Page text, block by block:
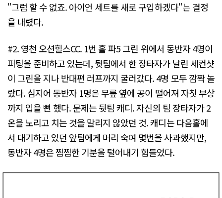
"그럼 할 수 없죠. 아이언 세트를 새로 구입하겠다"는 결정
을 내렸다.
#2. 영천 오션힐스CC. 1번 홀 파5 그린 위에서 동반자 4명이
퍼팅을 준비하고 있는데, 뒷팀에서 한 장타자가 날린 세컨샷
이 그린을 지나 반대편 러프까지 굴러갔다. 4명 모두 깜짝 놀
랐다. 심지어 동반자 1명은 무릎 옆에 공이 떨어져 자칫 부상
까지 입을 뻔 했다. 문제는 뒷팀 캐디. 자신의 팀 장타자가 2
온을 노리고 치는 것을 말리지 않았던 것. 캐디는 다음홀에
서 대기하고 있던 앞팀에게 머리 숙여 몇번을 사과했지만,
동반자 4명은 찜찜한 기분을 털어내기 힘들었다.